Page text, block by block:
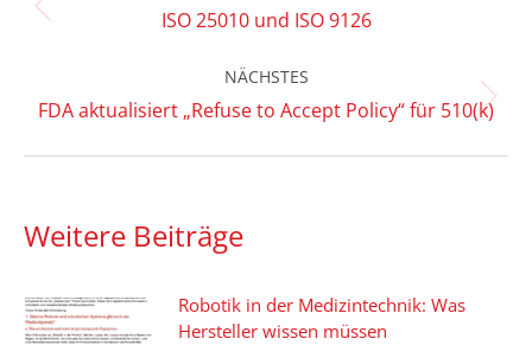
Vorheriger
ISO 25010 und ISO 9126
NÄCHSTES
Nächster
FDA aktualisiert „Refuse to Accept Policy“ für 510(k)
Weitere Beiträge
Robotik in der Medizintechnik: Was
Hersteller wissen müssen